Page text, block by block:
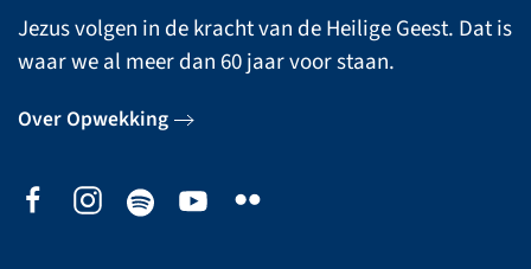
Jezus volgen in de kracht van de Heilige Geest. Dat is
waar we al meer dan 60 jaar voor staan.
Over Opwekking